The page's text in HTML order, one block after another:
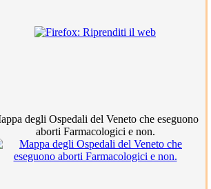
degli Ospedali del Veneto che eseguono
aborti Farmacologici e non.